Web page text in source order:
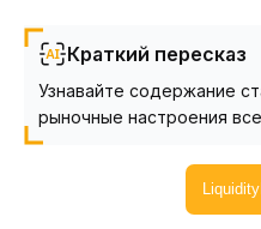
Краткий пересказ
Узнавайте содержание
рыночные настроения